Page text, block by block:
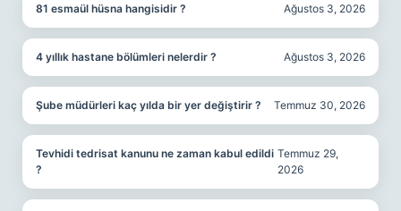
81 esmaül hüsna hangisidir ? Ağustos 3, 2026
4 yıllık hastane bölümleri nelerdir ? Ağustos 3, 2026
Şube müdürleri kaç yılda bir yer değiştirir ? Temmuz 30, 2026
Tevhidi tedrisat kanunu ne zaman kabul edildi
?
Temmuz 29,
2026